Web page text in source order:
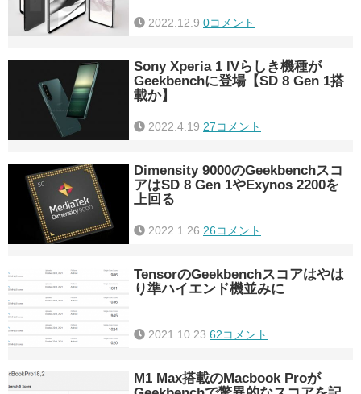
2022.12.9 0コメント
Sony Xperia 1 IVらしき機種が
Geekbenchに登場【SD 8 Gen 1搭
載か】
2022.4.19 27コメント
Dimensity 9000のGeekbenchスコ
アはSD 8 Gen 1やExynos 2200を
上回る
2022.1.26 26コメント
TensorのGeekbenchスコアはやは
り準ハイエンド機並みに
2021.10.23 62コメント
M1 Max搭載のMacbook Proが